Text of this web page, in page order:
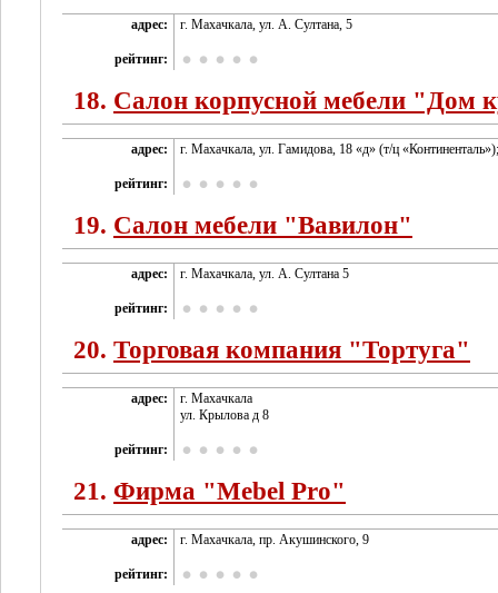
адрес: г. Махачкала, ул. А. Султана, 5
рейтинг:
18. Салон корпусной мебели "Дом
адрес: г. Махачкала, ул. Гамидова, 18 «д» (т/ц «Континенталь»);
рейтинг:
19. Салон мебели "Вавилон"
адрес: г. Махачкала, ул. А. Султана 5
рейтинг:
20. Торговая компания "Тортуга"
адрес:
г. Махачкала
ул. Крылова д 8
рейтинг:
21. Фирма "Mebel Pro"
адрес: г. Махачкала, пр. Акушинского, 9
рейтинг: